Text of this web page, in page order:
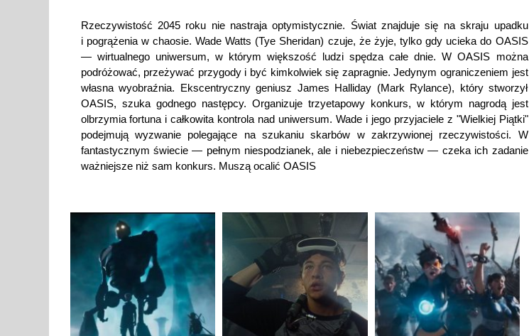
Rzeczywistość 2045 roku nie nastraja optymistycznie. Świat znajduje się na skraju upadku
i pogrążenia w chaosie. Wade Watts (Tye Sheridan) czuje, że żyje, tylko gdy ucieka do OASIS
— wirtualnego uniwersum, w którym większość ludzi spędza całe dnie. W OASIS można
podróżować, przeżywać przygody i być kimkolwiek się zapragnie. Jedynym ograniczeniem jest
własna wyobraźnia. Ekscentryczny geniusz James Halliday (Mark Rylance), który stworzył
OASIS, szuka godnego następcy. Organizuje trzyetapowy konkurs, w którym nagrodą jest
olbrzymia fortuna i całkowita kontrola nad uniwersum. Wade i jego przyjaciele z "Wielkiej Piątki"
podejmują wyzwanie polegające na szukaniu skarbów w zakrzywionej rzeczywistości. W
fantastycznym świecie — pełnym niespodzianek, ale i niebezpieczeństw — czeka ich zadanie
ważniejsze niż sam konkurs. Muszą ocalić OASIS